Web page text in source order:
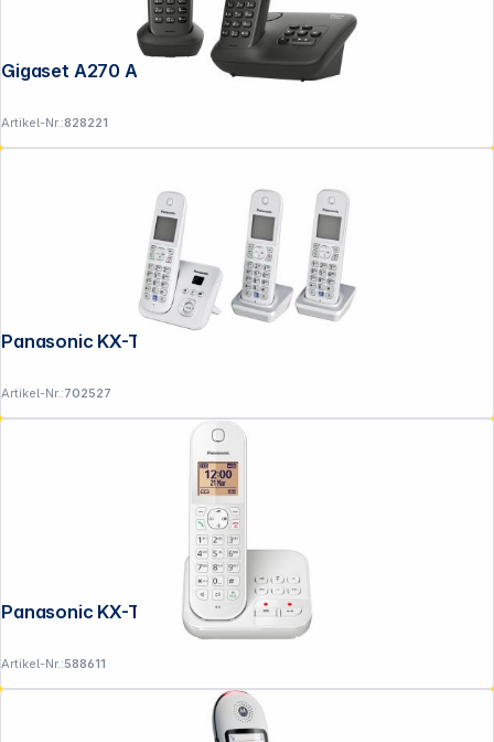
Gigaset A270 A Duo schwarz
Artikel-Nr.:828221
Artikel-Nr.:702527
Panasonic KX-TGC420GW weiß
Artikel-Nr.:588611